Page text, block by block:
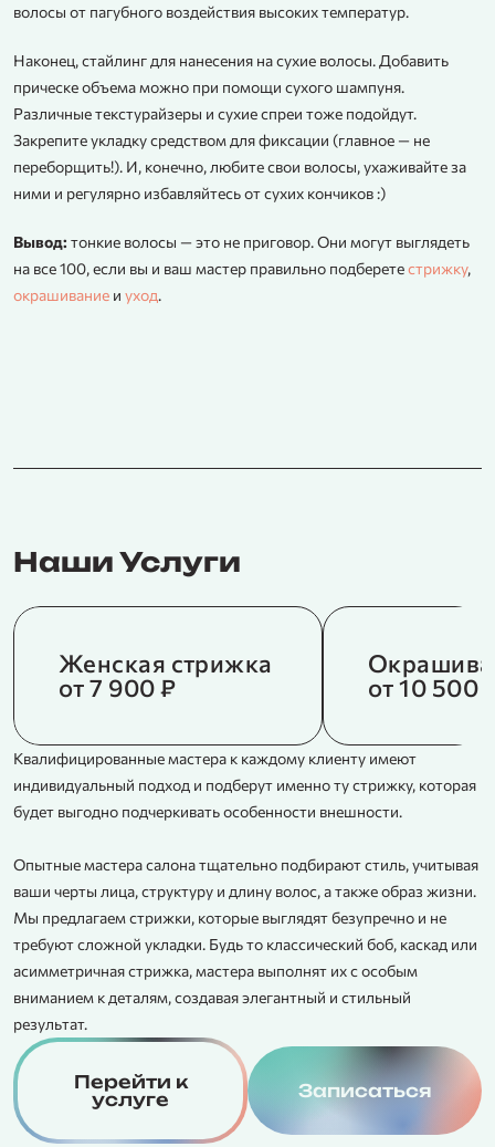
волосы от пагубного воздействия высоких температур.
Наконец, стайлинг для нанесения на сухие волосы. Добавить
прическе объема можно при помощи сухого шампуня.
Различные текстурайзеры и сухие спреи тоже подойдут.
Закрепите укладку средством для фиксации (главное — не
переборщить!). И, конечно, любите свои волосы, ухаживайте за
ними и регулярно избавляйтесь от сухих кончиков :)
Вывод: тонкие волосы — это не приговор. Они могут выглядеть
на все 100, если вы и ваш мастер правильно подберетестрижку,
окрашивание и уход.
Наши Услуги
Женская стрижка
от 7 900 ₽
от 10 500
Квалифицированные мастера к каждому клиенту имеют
индивидуальный подход и подберут именно ту стрижку, которая
будет выгодно подчеркивать особенности внешности.
Опытные мастера салона тщательно подбирают стиль, учитывая
ваши черты лица, структуру и длину волос, а также образ жизни.
Мы предлагаем стрижки, которые выглядят безупречно и не
требуют сложной укладки. Будь то классический боб, каскад или
асимметричная стрижка, мастера выполнят их с особым
вниманием к деталям, создавая элегантный и стильный
результат.
Перейти к
услуге
Записаться